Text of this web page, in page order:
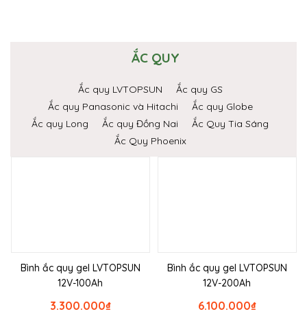
ẮC QUY
Ắc quy LVTOPSUN
Ắc quy GS
Ắc quy Panasonic và Hitachi
Ắc quy Globe
Ắc quy Long
Ắc quy Đồng Nai
Ắc Quy Tia Sáng
Ắc Quy Phoenix
Bình ắc quy gel LVTOPSUN
12V-100Ah
₫
3.300.000
Bình ắc quy gel LVTOPSUN
12V-200Ah
₫
6.100.000